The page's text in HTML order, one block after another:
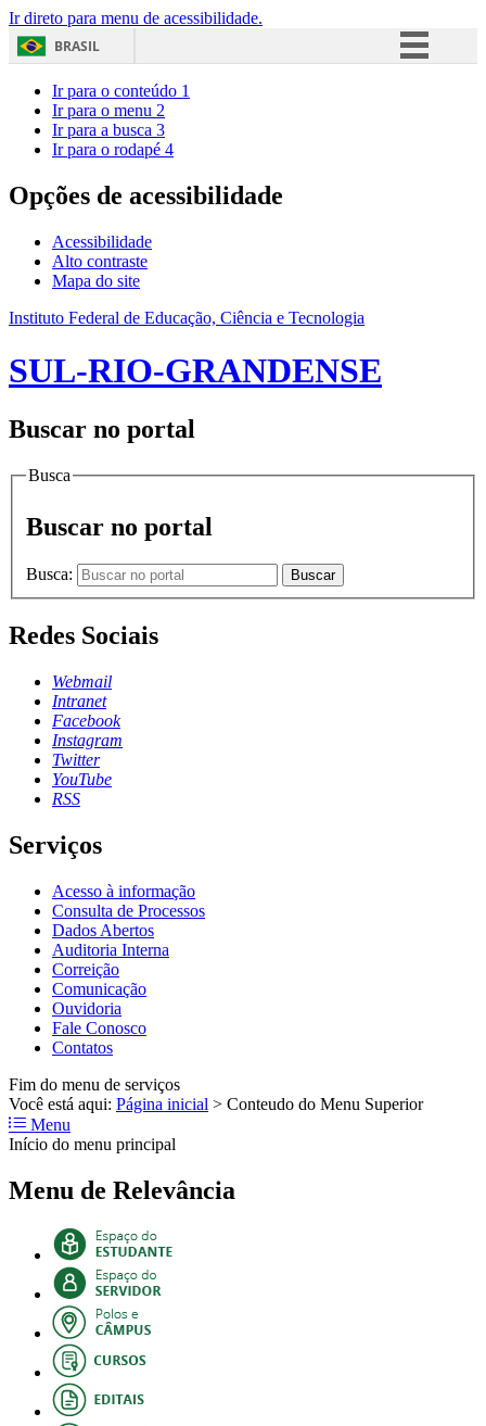
Ir direto para menu de acessibilidade.
BRASIL
Acesso à informação
Ir para o conteúdo 1
Ir para o menu 2
Ir para a busca 3
Ir para o rodapé 4
Opções de acessibilidade
Acessibilidade
Alto contraste
Mapa do site
Instituto Federal de Educação, Ciência e Tecnologia
SUL-RIO-GRANDENSE
Buscar no portal
Busca
Buscar no portal
Busca: Buscar
Redes Sociais
Webmail
Intranet
Facebook
Instagram
Twitter
YouTube
RSS
Serviços
Acesso à informação
Consulta de Processos
Dados Abertos
Auditoria Interna
Correição
Comunicação
Ouvidoria
Fale Conosco
Contatos
Fim do menu de serviços
Você está aqui: Página inicial > Conteudo do Menu Superior
Menu
Início do menu principal
Menu de Relevância